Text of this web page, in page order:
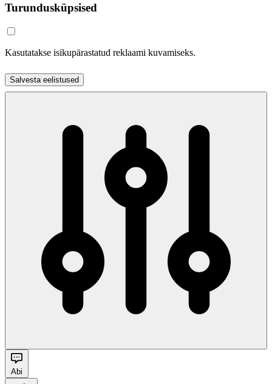
Turundusküpsised
Kasutatakse isikupärastatud reklaami kuvamiseks.
Salvesta eelistused
Abi